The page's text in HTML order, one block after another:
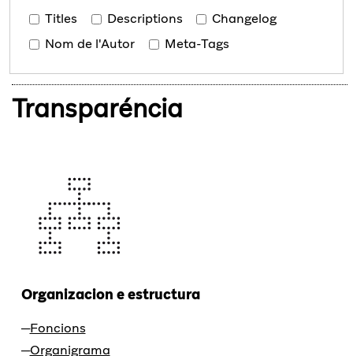
Titles
Descriptions
Changelog
Nom de l'Autor
Meta-Tags
Transparéncia
Organizacion e estructura
Foncions
Organigrama